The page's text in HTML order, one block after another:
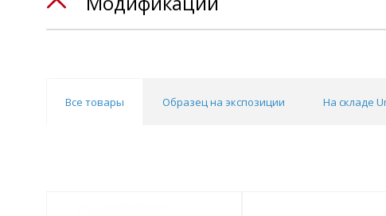
Все товары Образец на экспозиции На складе